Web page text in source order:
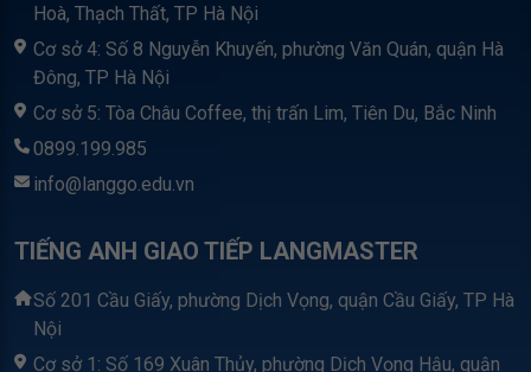
Hoà, Thạch Thất, TP Hà Nội
Cơ sở 4: Số 8 Nguyễn Khuyến, phường Văn Quán, quận Hà
Đông, TP Hà Nội
Cơ sở 5: Tòa Châu Coffee, thị trấn Lim, Tiên Du, Bắc Ninh
0899.199.985
info@langgo.edu.vn
TIẾNG ANH GIAO TIẾP LANGMASTER
Số 201 Cầu Giấy, phường Dịch Vọng, quận Cầu Giấy, TP Hà
Nội
Cơ sở 1: Số 169 Xuân Thủy, phường Dịch Vọng Hậu, quận